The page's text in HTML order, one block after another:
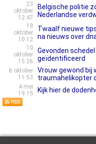
23
oktober
12:47
Belgische politie
Nederlandse
18
oktober
10:12
Twaalf nieuwe
na nieuws over
10
oktober
15:26
Gevonden
geïdentificeerd
8 oktober
11:53
Vrouw gewond bij
traumahelikopter
4 mei
19:15
Kijk hier de